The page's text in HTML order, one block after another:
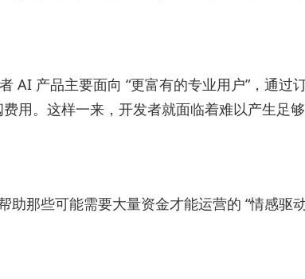
AI 产品主要面向 “更富有的专业用户”，通过
用。这样一来，开发者就面临着难以产生足
那些可能需要大量资金才能运营的 “情感驱